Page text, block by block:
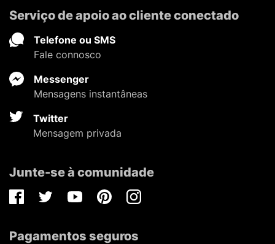
Serviço de apoio ao cliente conectado
Telefone ou SMS
Fale connosco
Messenger
Mensagens instantâneas
Twitter
Mensagem privada
Junte-se à comunidade
FacebookTwitterYoutubePinterestInstagram
Pagamentos seguros